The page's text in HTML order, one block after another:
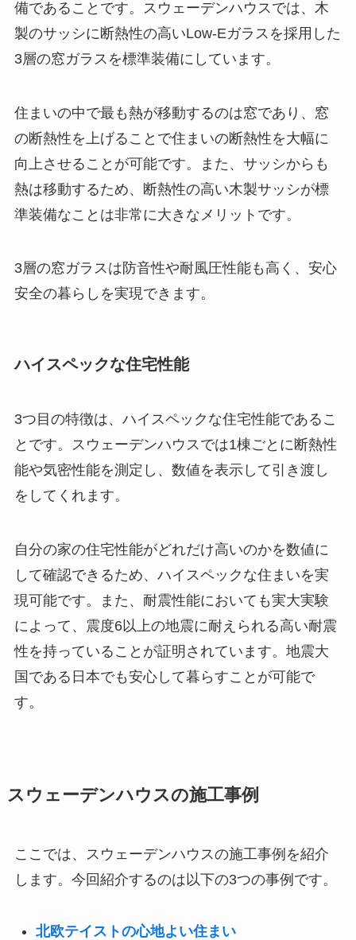
備であることです。スウェーデンハウスでは、木
製のサッシに断熱性の高いLow-Eガラスを採用した
3層の窓ガラスを標準装備にしています。
住まいの中で最も熱が移動するのは窓であり、窓
の断熱性を上げることで住まいの断熱性を大幅に
向上させることが可能です。また、サッシからも
熱は移動するため、断熱性の高い木製サッシが標
準装備なことは非常に大きなメリットです。
3層の窓ガラスは防音性や耐風圧性能も高く、安心
安全の暮らしを実現できます。
ハイスペックな住宅性能
3つ目の特徴は、ハイスペックな住宅性能であるこ
とです。スウェーデンハウスでは1棟ごとに断熱性
能や気密性能を測定し、数値を表示して引き渡し
をしてくれます。
自分の家の住宅性能がどれだけ高いのかを数値に
して確認できるため、ハイスペックな住まいを実
現可能です。また、耐震性能においても実大実験
によって、震度6以上の地震に耐えられる高い耐震
性を持っていることが証明されています。地震大
国である日本でも安心して暮らすことが可能で
す。
スウェーデンハウスの施工事例
ここでは、スウェーデンハウスの施工事例を紹介
します。今回紹介するのは以下の3つの事例です。
北欧テイストの心地よい住まい